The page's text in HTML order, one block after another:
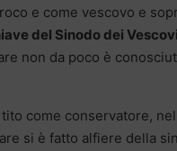
e come vescovo e
del Sinodo dei Vescovi
non da poco è
come conservatore,
si è fatto alfiere della